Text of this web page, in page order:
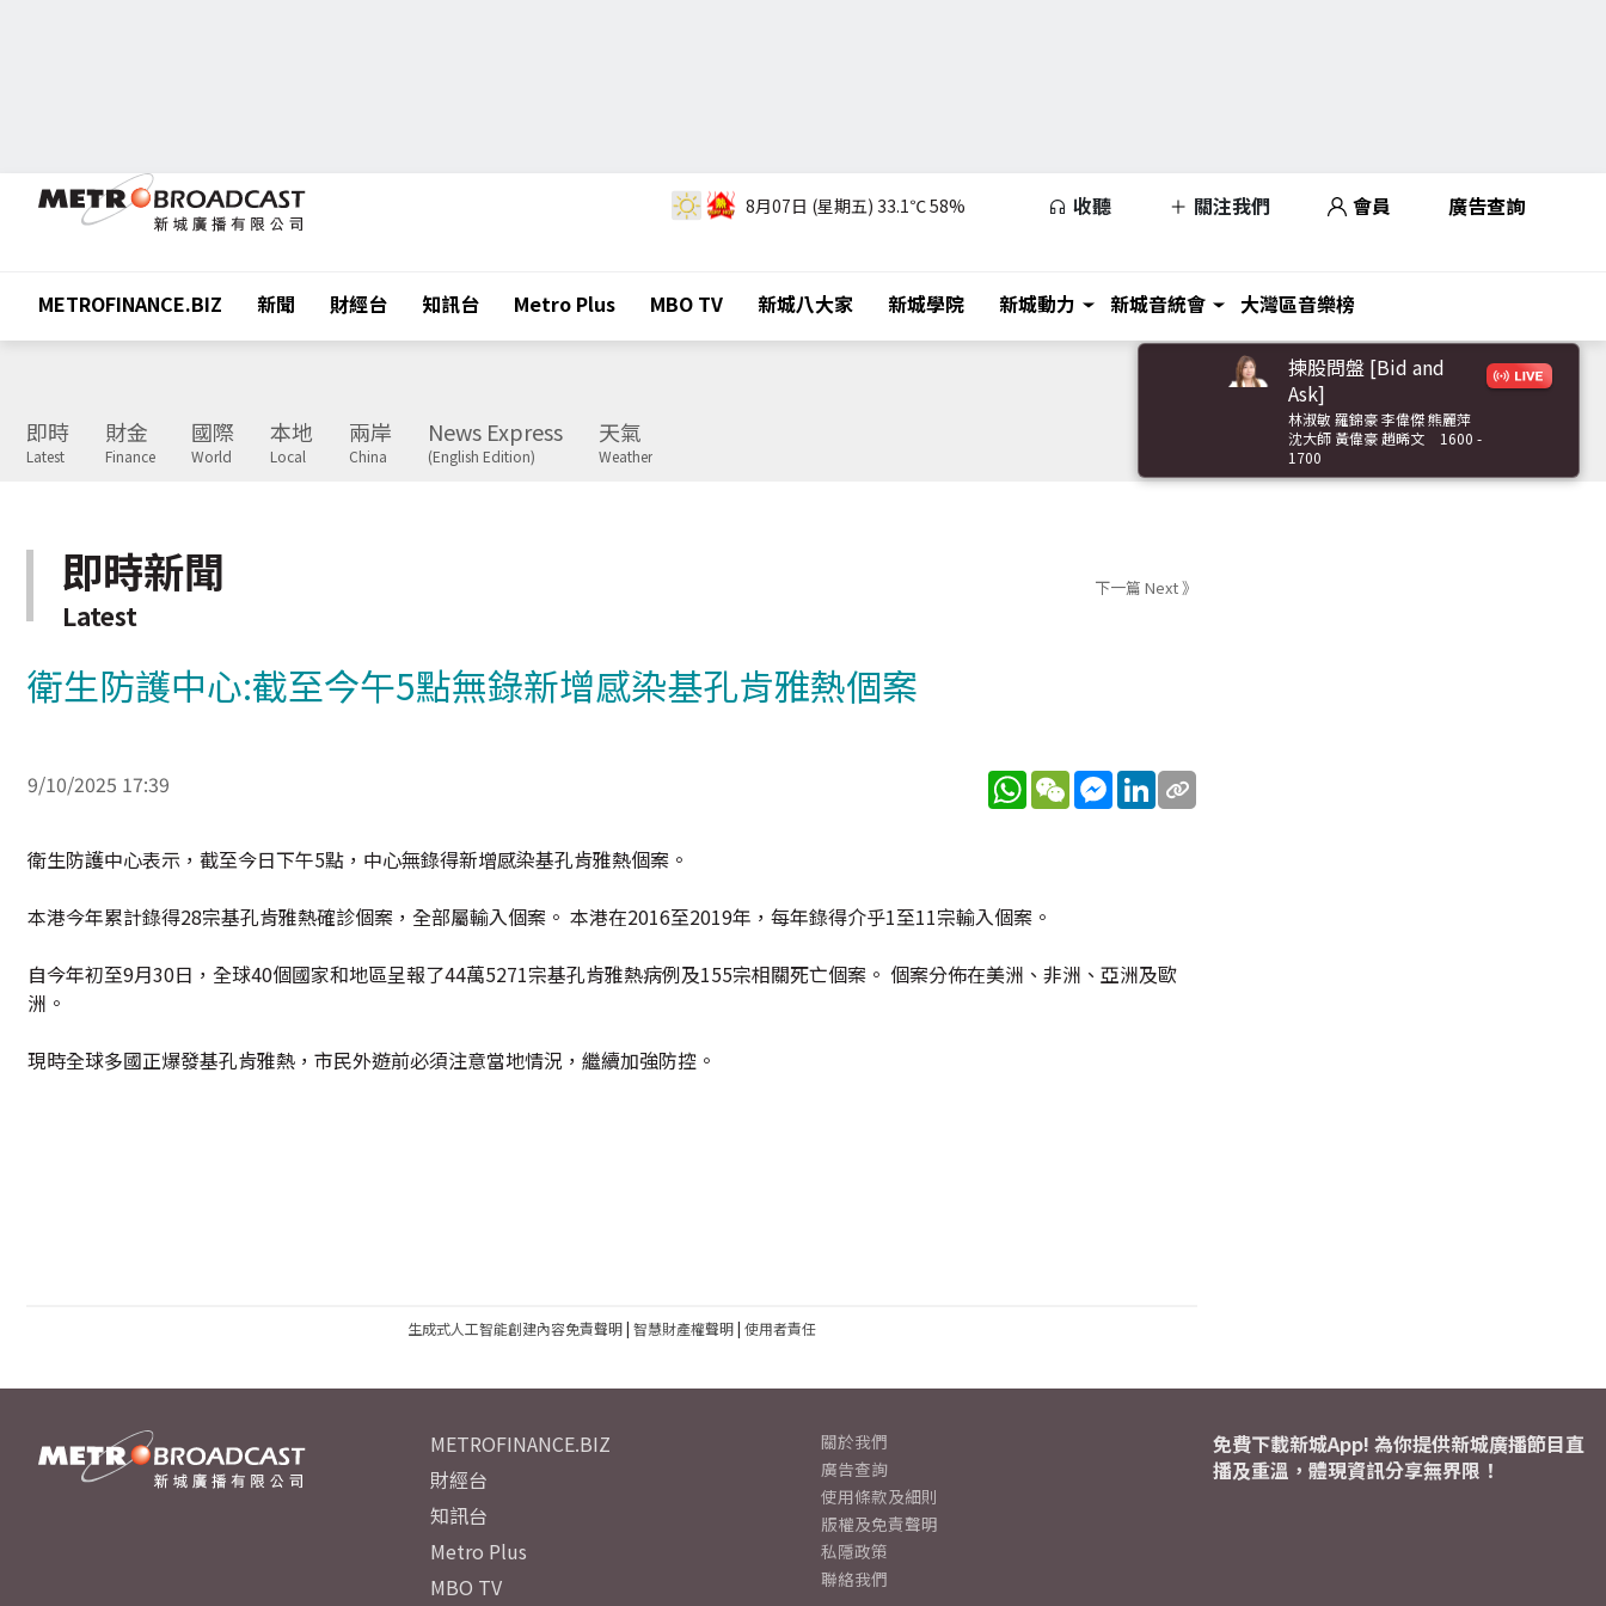
8月07日 (星期五) 33.1℃58% 收聽 關注我們 會員 廣告查詢
METROFINANCE.BIZ 新聞 財經台 知訊台 Metro Plus MBO TV 新城八大家 新城學院 新城動力 新城音統會 大灣區音樂榜
即時
Latest
財金
Finance
國際
World
本地
Local
兩岸
China
News Express
(English Edition)
天氣
Weather
揀股問盤 [Bid and
Ask]
林淑敏 羅錦豪 李偉傑 熊麗萍
沈大師 黃偉豪 趙晞文
1600 -
1700
即時新聞
Latest
下一篇 Next 》
衛生防護中心:截至今午5點無錄新增感染基孔肯雅熱個案
9/10/2025 17:39 WhatsApp
WeChatMessenger
LinkedIn
衛生防護中心表示，截至今日下午5點，中心無錄得新增感染基孔肯雅熱個案。
本港今年累計錄得28宗基孔肯雅熱確診個案，全部屬輸入個案。 本港在2016至2019年，每年錄得介乎1至11宗輸入個案。
自今年初至9月30日，全球40個國家和地區呈報了44萬5271宗基孔肯雅熱病例及155宗相關死亡個案。 個案分佈在美洲、非洲、亞洲及歐
洲。
現時全球多國正爆發基孔肯雅熱，市民外遊前必須注意當地情況，繼續加強防控。
生成式人工智能創建內容免責聲明| 智慧財產權聲明| 使用者責任
METROFINANCE.BIZ
財經台
知訊台
Metro Plus
MBO TV
關於我們
廣告查詢
使用條款及細則
版權及免責聲明
私隱政策
聯絡我們
免費下載新城App! 為你提供新城廣播節目直
播及重溫，體現資訊分享無界限！